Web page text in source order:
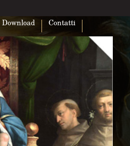
Download Contatti
Questa pagina non carica
Maps.
Sei il proprietario di questo sito web?